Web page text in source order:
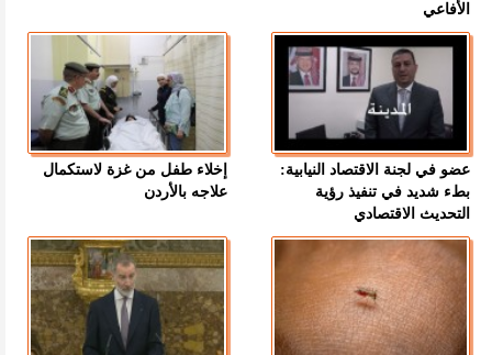
الأفاعي
عضو في لجنة الاقتصاد النيابية:
بطء شديد في تنفيذ رؤية
التحديث الاقتصادي
إخلاء طفل من غزة لاستكمال
علاجه بالأردن